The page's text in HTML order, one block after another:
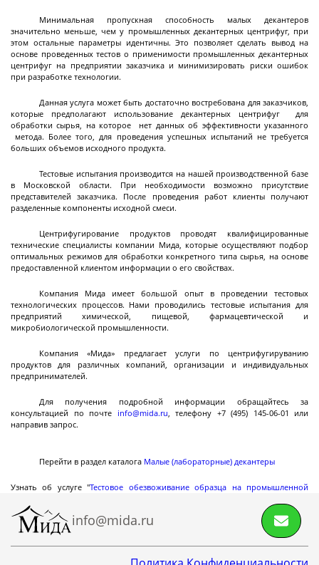
Чиллеры
Термостаты нагрев охлаждение
Нагревающие термостаты
охлаждение
химических реакторов
Далее
промышленные
центрифуги
Центрифуга на платформе с верхней
разгрузкой
Центрифуги с верхней разгрузкой и прямым
приводом
Центрифуги с верхней разгрузкой и откидным
корпусом
Центрифуги с нижней выгрузкой и ножевым
съёмом осадка автомат
съёмом осадка полуавтомат
съёмом осадка и натяжным мешком
съёмом осадка
съёмом осадка и сифоном
взрывобезопасном исполнении
выгрузкой осадка
Декантерная центрифуга для осаждения
твёрдых частиц
Минимальная пропускная способность малых декантеров
значительно меньше, чем у промышленных декантерных центрифуг, при
этом остальные параметры идентичны. Это позволяет сделать вывод на
основе проведенных тестов о применимости промышленных декантерных
центрифуг на предприятии заказчика и минимизировать риски ошибок
при разработке технологии.
Данная услуга может быть достаточно востребована для заказчиков,
которые предполагают использование декантерных центрифуг для
обработки сырья, на которое нет данных об эффективности указанного
метода. Более того, для проведения успешных испытаний не требуется
больших объемов исходного продукта.
Тестовые испытания производится на нашей производственной базе
в Московской области. При необходимости возможно присутствие
представителей заказчика. После проведения работ клиенты получают
разделенные компоненты исходной смеси.
Центрифугирование продуктов проводят квалифицированные
технические специалисты компании Мида, которые осуществляют подбор
оптимальных режимов для обработки конкретного типа сырья, на основе
предоставленной клиентом информации о его свойствах.
Компания Мида имеет большой опыт в проведении тестовых
технологических процессов. Нами проводились тестовые испытания для
предприятий химической, пищевой, фармацевтической и
микробиологической промышленности.
Компания «Мида» предлагает услуги по центрифугируванию
продуктов для различных компаний, организации и индивидуальных
предпринимателей.
Для получения подробной информации обращайтесь за
консультацией по почте info@mida.ru, телефону +7 (495) 145-06-01 или
направив запрос.
Перейти в раздел каталога Малые (лабораторные) декантеры
Узнать об услуге "Тестовое обезвоживание образца на промышленной
info@mida.ru